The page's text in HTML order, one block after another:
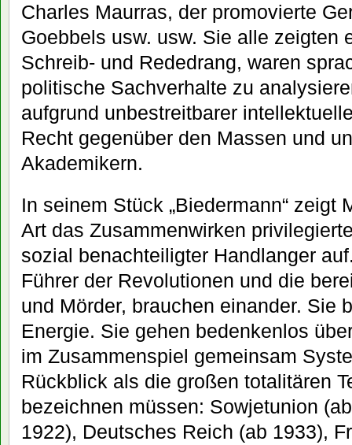
Charles Maurras, der promovierte
Goebbels usw. usw. Sie alle zeigten
Schreib- und Rededrang, waren
politische Sachverhalte zu
aufgrund unbestreitbarer
Recht gegenüber den Massen und
Akademikern.
In seinem Stück „Biedermann“ zeigt
Art das Zusammenwirken
sozial benachteiligter Handlanger
Führer der Revolutionen und die
und Mörder, brauchen einander. Sie
Energie. Sie gehen bedenkenlos
im Zusammenspiel gemeinsam
Rückblick als die großen totalitären
bezeichnen müssen: Sowjetunion
1922), Deutsches Reich (ab 1933),